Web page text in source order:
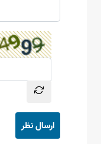
ارسال نظر